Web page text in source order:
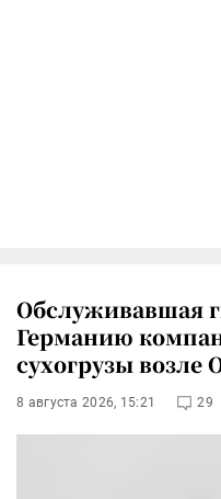
Обслуживавшая
Германию
сухогрузы возле
8 августа 2026, 15:21 29